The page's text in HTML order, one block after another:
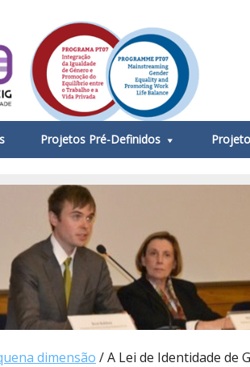
Projetos Pré-Definidos
dimensão / A Lei de Identidade de